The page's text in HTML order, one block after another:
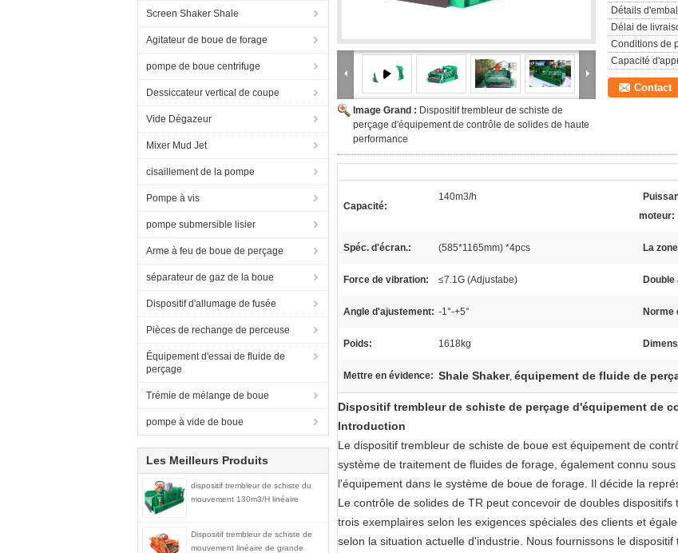
Screen Shaker Shale
Agitateur de boue de forage
pompe de boue centrifuge
Dessiccateur vertical de coupe
Vide Dégazeur
Mixer Mud Jet
cisaillement de la pompe
Pompe à vis
pompe submersible lisier
Arme à feu de boue de perçage
séparateur de gaz de la boue
Dispositif d'allumage de fusée
Pièces de rechange de perceuse
Équipement d'essai de fluide de
perçage
Trémie de mélange de boue
pompe à vide de boue
Les Meilleurs Produits
dispositif trembleur de schiste du
mouvement 130m3/H linéaire
Dispositif trembleur de schiste de
mouvement linéaire de grande
Image Grand : Dispositif trembleur de schiste de
perçage d'équipement de contrôle de solides de haute
performance
Détails
Délai de
Conditions de
Capacité
Contact
Capacité:
140m3/h
moteur:
Spéc. d'écran.: (585*1165mm) *4pcs La
Force de vibration: ≤7.1G (Adjustabe)
Angle d'ajustement: -1°-+5° Norme
Poids: 1618kg
Mettre en évidence: Shale Shaker, équipement de fluide de
Dispositif trembleur de schiste de perçage d'équipement de
Introduction
Le dispositif trembleur de schiste de boue est équipement de
système de traitement de fluides de forage, également connu
l'équipement dans le système de boue de forage. Il décide la
Le contrôle de solides de TR peut concevoir de doubles
trois exemplaires selon les exigences spéciales des clients et
selon la situation actuelle d'industrie. Nous fournissons le